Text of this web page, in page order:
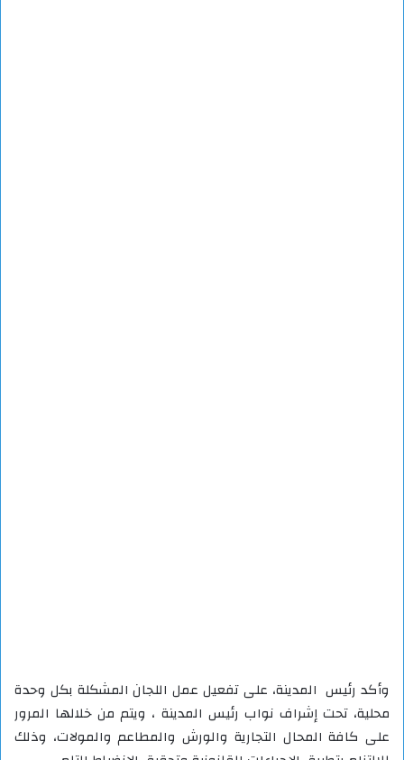
وأكد رئيس المدينة، على تفعيل عمل اللجان المشكلة بكل وحدة
محلية، تحت إشراف نواب رئيس المدينة ، ويتم من خلالها المرور
على كافة المحال التجارية والورش والمطاعم والمولات، وذلك